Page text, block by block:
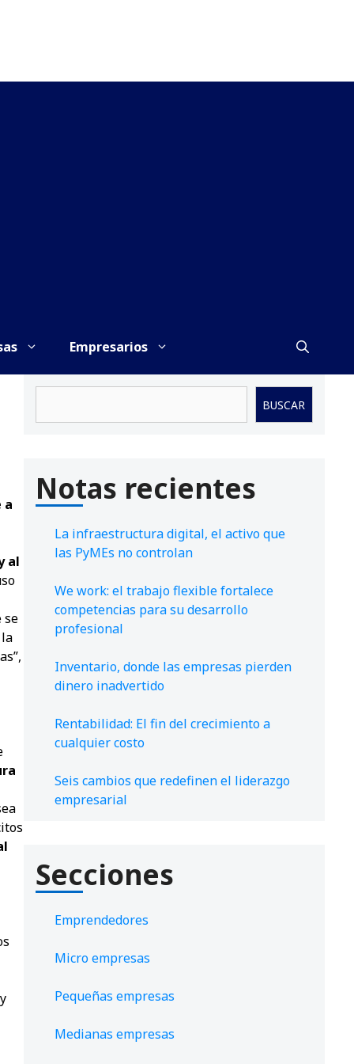
Empresarios
a
al
se
BUSCAR
Notas recientes
La infraestructura digital, el activo que
las PyMEs no controlan
We work: el trabajo flexible fortalece
competencias para su desarrollo
profesional
Inventario, donde las empresas pierden
dinero inadvertido
Rentabilidad: El fin del crecimiento a
cualquier costo
Seis cambios que redefinen el liderazgo
empresarial
Secciones
Emprendedores
Micro empresas
Pequeñas empresas
Medianas empresas